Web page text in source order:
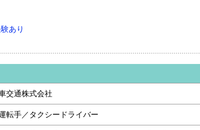
あり
交通株式会社
転手／タクシードライバー